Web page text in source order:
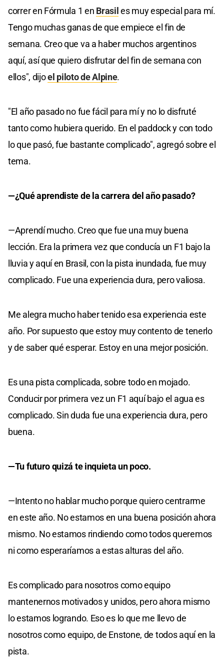
correr en Fórmula 1 en Brasiles muy especial para mí.
Tengo muchas ganas de que empiece el fin de
semana. Creo que va a haber muchos argentinos
aquí, así que quiero disfrutar del fin de semana con
ellos", dijoel piloto de Alpine.
"El año pasado no fue fácil para mí y no lo disfruté
tanto como hubiera querido. En el paddock y con todo
lo que pasó, fue bastante complicado", agregó sobre el
tema.
—¿Qué aprendiste de la carrera del año pasado?
—Aprendí mucho. Creo que fue una muy buena
lección. Era la primera vez que conducía un F1 bajo la
lluvia y aquí en Brasil, con la pista inundada, fue muy
complicado. Fue una experiencia dura, pero valiosa.
Me alegra mucho haber tenido esa experiencia este
año. Por supuesto que estoy muy contento de tenerlo
y de saber qué esperar. Estoy en una mejor posición.
Es una pista complicada, sobre todo en mojado.
Conducir por primera vez un F1 aquí bajo el agua es
complicado. Sin duda fue una experiencia dura, pero
buena.
—Tu futuro quizá te inquieta un poco.
—Intento no hablar mucho porque quiero centrarme
en este año. No estamos en una buena posición ahora
mismo. No estamos rindiendo como todos queremos
ni como esperaríamos a estas alturas del año.
Es complicado para nosotros como equipo
mantenernos motivados y unidos, pero ahora mismo
lo estamos logrando. Eso es lo que me llevo de
nosotros como equipo, de Enstone, de todos aquí en la
pista.